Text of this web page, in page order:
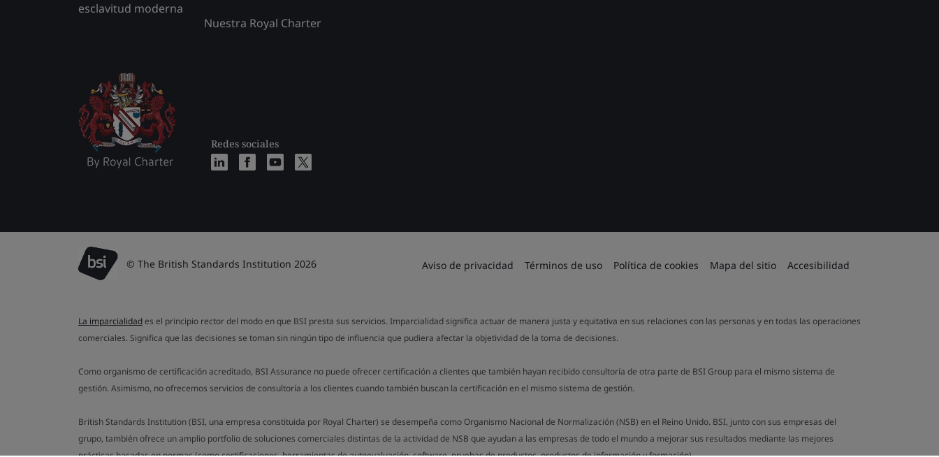
esclavitud moderna
Nuestra Royal Charter
Redes sociales
© The British Standards Institution 2026 Aviso de privacidad Términos de uso Política de cookies Mapa del sitio Accesibilidad
La imparcialidades el principio rector del modo en que BSI presta sus servicios. Imparcialidad significa actuar de manera justa y equitativa en sus relaciones con las personas y en todas las operaciones
comerciales. Significa que las decisiones se toman sin ningún tipo de influencia que pudiera afectar la objetividad de la toma de decisiones.
Como organismo de certificación acreditado, BSI Assurance no puede ofrecer certificación a clientes que también hayan recibido consultoría de otra parte de BSI Group para el mismo sistema de
gestión. Asimismo, no ofrecemos servicios de consultoría a los clientes cuando también buscan la certificación en el mismo sistema de gestión.
British Standards Institution (BSI, una empresa constituida por Royal Charter) se desempeña como Organismo Nacional de Normalización (NSB) en el Reino Unido. BSI, junto con sus empresas del
grupo, también ofrece un amplio portfolio de soluciones comerciales distintas de la actividad de NSB que ayudan a las empresas de todo el mundo a mejorar sus resultados mediante las mejores